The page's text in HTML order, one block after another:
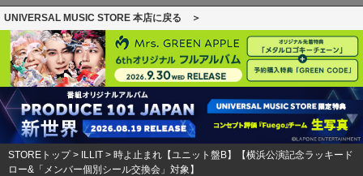
UNIVERSAL MUSIC STORE 本店に戻る ＞
STOREトップ> ILLIT > 時よ止まれ【ユニット盤B】【横浜公演記念ラッキード
ロー&「メンバー個別シール交換会」対象】